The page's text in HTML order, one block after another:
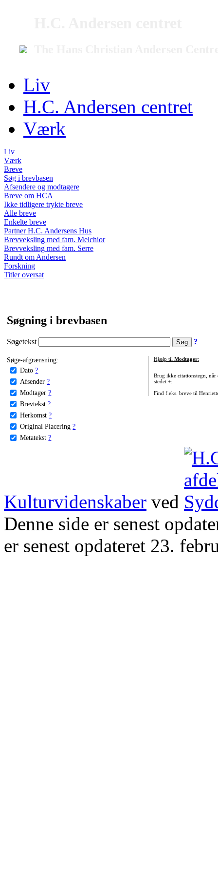
Liv
H.C. Andersen centret
Værk
Liv
Værk
Breve
Søg i brevbasen
Afsendere og modtagere
Breve om HCA
Ikke tidligere trykte breve
Alle breve
Enkelte breve
Partner H.C. Andersens Hus
Brevveksling med fam. Melchior
Brevveksling med fam. Serre
Rundt om Andersen
Forskning
Titler oversat
Søgning i brevbasen
Søgetekst ?
Søge-afgrænsning:
Dato ?
Afsender ?
Modtager ?
Brevtekst ?
Herkomst ?
Original Placering ?
Metatekst ?
Hjælp til Modtager:
Brug ikke citationstegn, når
stedet +:
Find f.eks. breve til
Kulturvidenskaber ved
Denne side er senest
er senest opdateret 23.